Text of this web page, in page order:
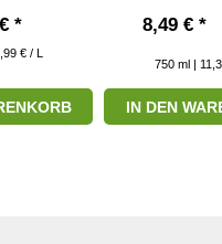
*
€ / L
8,49 € *
750 ml |
IN DEN